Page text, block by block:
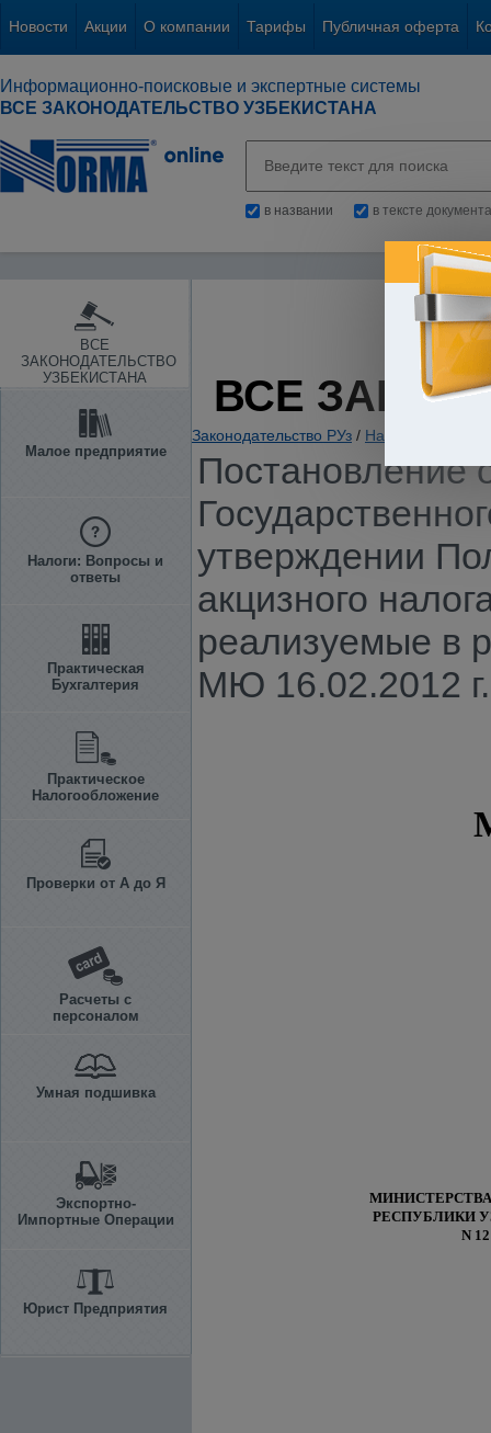
Новости Акции О компании Тарифы Публичная оферта
Информационно-поисковые и экспертные системы
ВСЕ ЗАКОНОДАТЕЛЬСТВО УЗБЕКИСТАНА
в названии в тексте документа
ВСЕ
ЗАКОНОДАТЕЛЬСТВО
УЗБЕКИСТАНА
Малое предприятие
Налоги: Вопросы и
ответы
Практическая
Бухгалтерия
Практическое
Налогообложение
Проверки от А до Я
Расчеты с
персоналом
Умная подшивка
Экспортно-
Импортные Операции
Юрист Предприятия
ВСЕ
Законодательство РУз / Налоги.
Постановление
утверждении
акцизного
реализуемые в
МЮ 16.02.2012
РЕСПУБЛИКИ
N 12